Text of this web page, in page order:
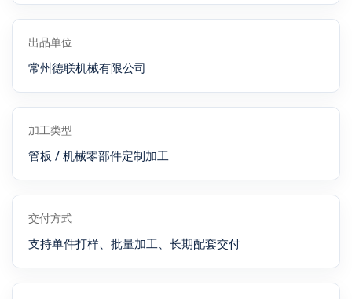
出品单位
常州德联机械有限公司
加工类型
管板 / 机械零部件定制加工
交付方式
支持单件打样、批量加工、长期配套交付